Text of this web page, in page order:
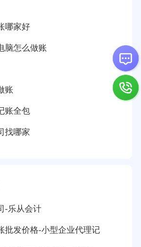
哪家好
脑怎么做账
账
账全包
找哪家
-乐从会计
批发价格-小型企业代理记